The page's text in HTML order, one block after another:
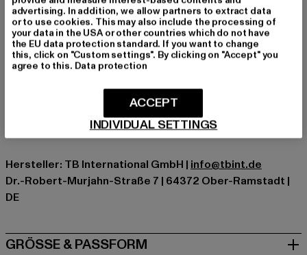
Schnitt: Normal
Marke: Urban Classics
Kat.: Hoodies
Farbe: braun
Materialzusammensetzung: 63% Baumwolle, 37%
Art.Nr: TB1524-00075
Hersteller: TB International GmbH | info@tbint.de
Dr.-Robert-Murjahn-Straße 7 | 64372 Ober-Ramstadt |
DE
GRÖSSE & PASSFORM
advertising. In addition, we allow partners to extract data
or to use cookies. This may also include the processing of
your data in the USA or other countries which do not have
the EU data protection standard. If you want to change
this, click on "Custom settings". By clicking on "Accept" you
agree to this. Data protection
INDIVIDUAL SETTINGS
ACCEPT